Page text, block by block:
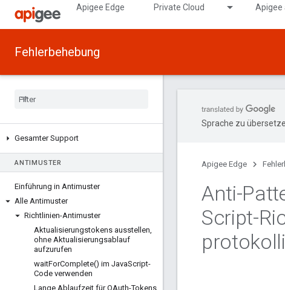
Apigee Edge Private Cloud Apigee
Fehlerbehebung
Gesamter Support
ANTIMUSTER
Einführung in Antimuster
Alle Antimuster
Richtlinien-Antimuster
Aktualisierungstokens ausstellen,
ohne Aktualisierungsablauf
aufzurufen
waitForComplete() im JavaScript-
Code verwenden
Lange Ablaufzeit für OAuth-Tokens
Sprache zu
Apigee Edge
Anti-
Script-